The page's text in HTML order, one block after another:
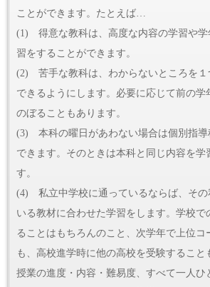
ことができます。たとえば…
(1) 得意な教科は、高度な内容の学習や学
習をすることができます。
(2) 苦手な教科は、わからないところを１
できるようにします。必要に応じて前の学
のぼることもあります。
(3) 本科の曜日があわない場合は個別指導
できます。そのときは本科と同じ内容を学
す。
(4) 私立中学校に通っているならば、その
いる教材に合わせた学習をします。学校で
ることはもちろんのこと、次学年で上位コ
も、高校進学時に他の高校を受験すること
授業の進度・内容・難易度、すべて一人ひ